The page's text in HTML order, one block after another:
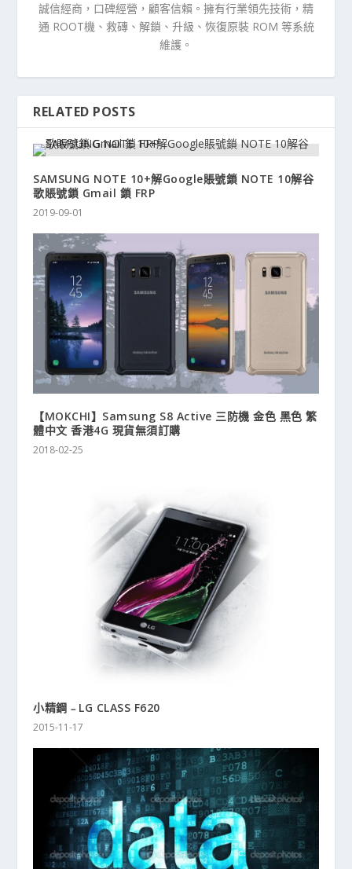
誠信經商，口碑經營，顧客信賴。擁有行業領先技術，精
通 ROOT機、救磚、解鎖、升級、恢復原裝 ROM 等系統
維護。
RELATED POSTS
SAMSUNG NOTE 10+解Google賬號鎖 NOTE 10解谷
歌賬號鎖 Gmail 鎖 FRP
2019-09-01
【MOKCHI】Samsung S8 Active 三防機 金色 黑色 繁
體中文 香港4G 現貨無須訂購
2018-02-25
小精鋼﹣LG CLASS F620
2015-11-17